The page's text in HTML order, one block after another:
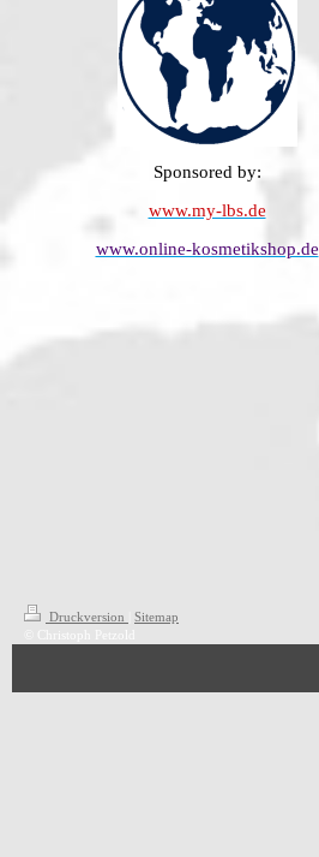
Sponsored by:
www.my-lbs.de
www.online-kosmetikshop.de
Druckversion
Sitemap
© Christoph Petzold